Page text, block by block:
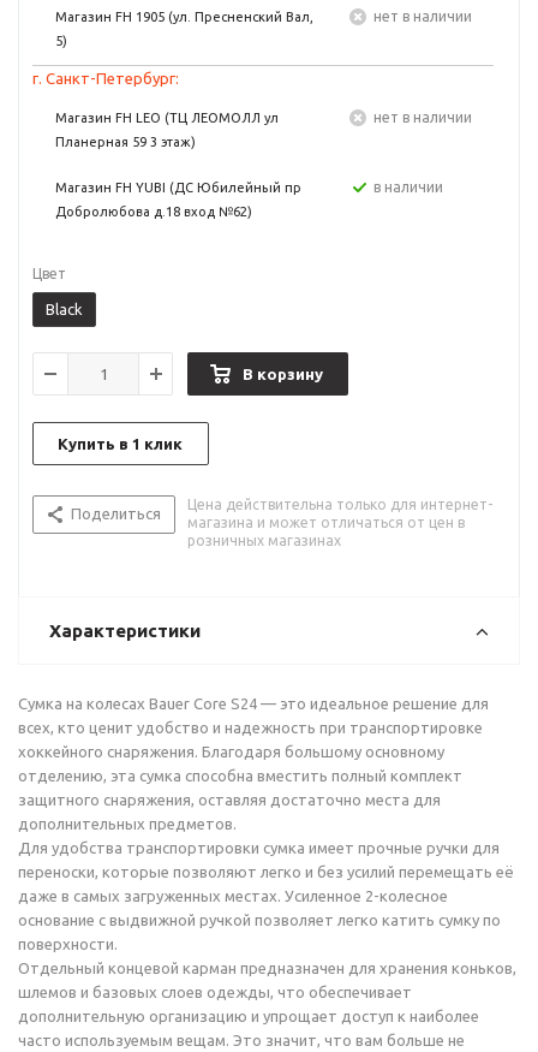
Магазин FH 1905 (ул. Пресненский Вал,
5)
Нет в наличии
г. Санкт-Петербург:
Магазин FH LEO (ТЦ ЛЕОМОЛЛ ул
Планерная 59 3 этаж)
Нет в наличии
Магазин FH YUBI (ДС Юбилейный пр
Добролюбова д.18 вход №62)
в наличии
Цвет
Black
В корзину
Купить в 1 клик
Поделиться
Цена действительна только для интернет-
магазина и может отличаться от цен в
розничных магазинах
Характеристики
Сумка на колесах Bauer Core S24 — это идеальное решение для
всех, кто ценит удобство и надежность при транспортировке
хоккейного снаряжения. Благодаря большому основному
отделению, эта сумка способна вместить полный комплект
защитного снаряжения, оставляя достаточно места для
дополнительных предметов.
Для удобства транспортировки сумка имеет прочные ручки для
переноски, которые позволяют легко и без усилий перемещать её
даже в самых загруженных местах. Усиленное 2-колесное
основание с выдвижной ручкой позволяет легко катить сумку по
поверхности.
Отдельный концевой карман предназначен для хранения коньков,
шлемов и базовых слоев одежды, что обеспечивает
дополнительную организацию и упрощает доступ к наиболее
часто используемым вещам. Это значит, что вам больше не